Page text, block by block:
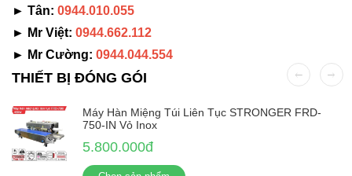
► Tân: 0944.010.055
► Mr Việt: 0944.662.112
► Mr Cường: 0944.044.554
THIẾT BỊ ĐÓNG GÓI
Máy Hàn Miệng Túi Liên Tục STRONGER FRD-
750-IN Vỏ Inox
5.800.000đ